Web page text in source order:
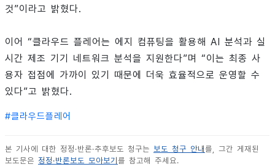
것”이라고 밝혔다.
이어 “클라우드 플레어는 에지 컴퓨팅을 활용해 AI 분석과 실
시간 제조 기기 네트워크 분석을 지원한다”며 “이는 최종 사
용자 접점에 가까이 있기 때문에 더욱 효율적으로 운영할 수
있다”고 밝혔다.
#클라우드플레어
본 기사에 대한 정정·반론·추후보도 청구는 보도 청구 안내 를, 그간 게재된
보도문은 정정·반론보도 모아보기 를 참고해 주세요.